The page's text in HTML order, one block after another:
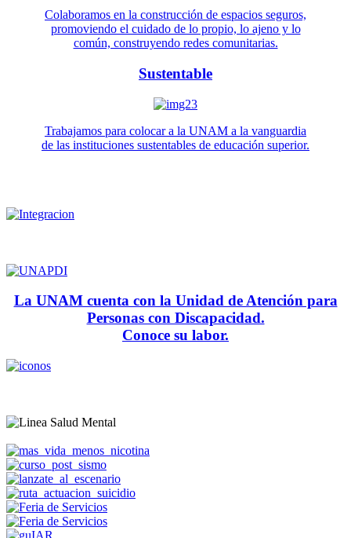
Colaboramos en la construcción de espacios seguros,
promoviendo el cuidado de lo propio, lo ajeno y lo
común, construyendo redes comunitarias.
Sustentable
Trabajamos para colocar a la UNAM a la vanguardia
de las instituciones sustentables de educación superior.
La UNAM cuenta con la Unidad de Atención para
Personas con Discapacidad.
Conoce su labor.